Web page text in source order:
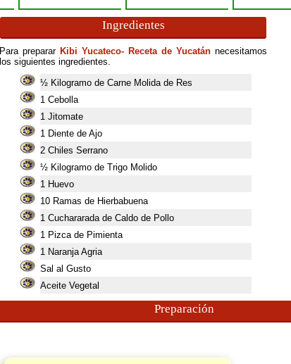
Ingredientes
Para preparar Kibi Yucateco- Receta de Yucatán necesitamos
los siguientes ingredientes.
½ Kilogramo de Carne Molida de Res
1 Cebolla
1 Jitomate
1 Diente de Ajo
2 Chiles Serrano
½ Kilogramo de Trigo Molido
1 Huevo
10 Ramas de Hierbabuena
1 Cuchararada de Caldo de Pollo
1 Pizca de Pimienta
1 Naranja Agria
Sal al Gusto
Aceite Vegetal
Preparación